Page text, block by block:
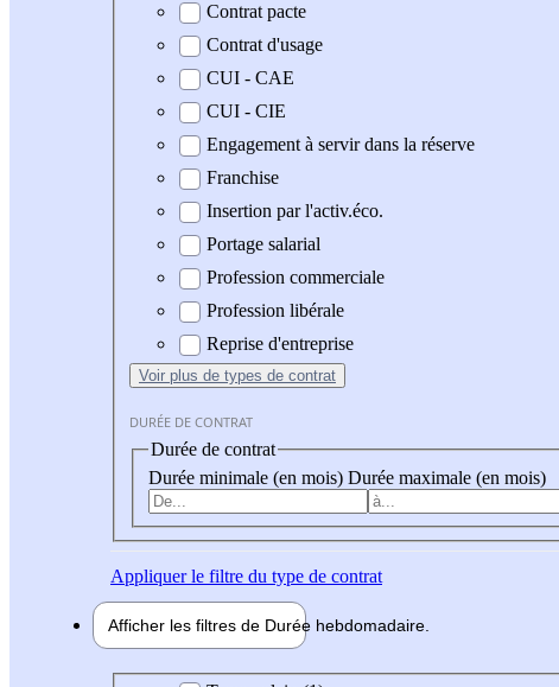
Contrat pacte
Contrat d'usage
CUI - CAE
CUI - CIE
Engagement à servir dans la réserve
Franchise
Insertion par l'activ.éco.
Portage salarial
Profession commerciale
Profession libérale
Reprise d'entreprise
Voir plus de types de contrat
DURÉE DE CONTRAT
Durée de contrat
Durée minimale (en mois) Durée maximale (en mois)
Appliquerle filtre du type de contrat
Afficher les filtres de Durée hebdomadaire